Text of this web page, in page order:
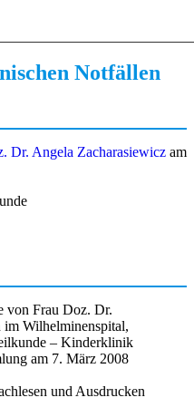
Notfällen
Dr. Angela Zacharasiewicz am
von Frau Doz. Dr.
im Wilhelminenspital,
– Kinderklinik
am 7. März 2008
und Ausdrucken